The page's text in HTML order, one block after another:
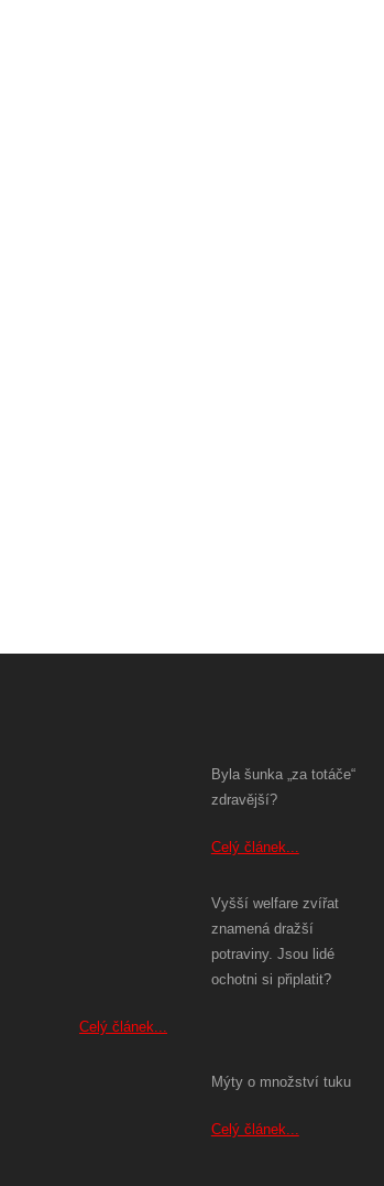
Byla šunka „za totáče“
zdravější?
Celý článek...
Vyšší welfare zvířat
znamená dražší
potraviny. Jsou lidé
ochotni si připlatit?
Celý článek...
Mýty o množství tuku
Celý článek...